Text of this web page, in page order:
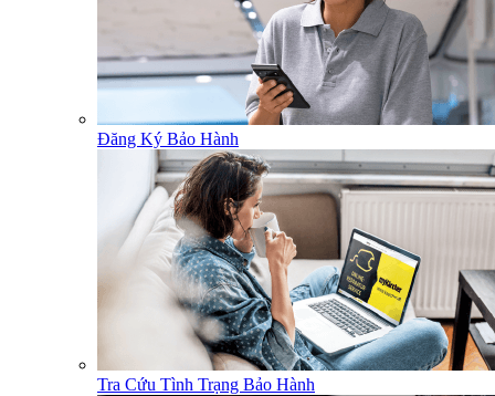
Đăng Ký Bảo Hành
Tra Cứu Tình Trạng Bảo Hành